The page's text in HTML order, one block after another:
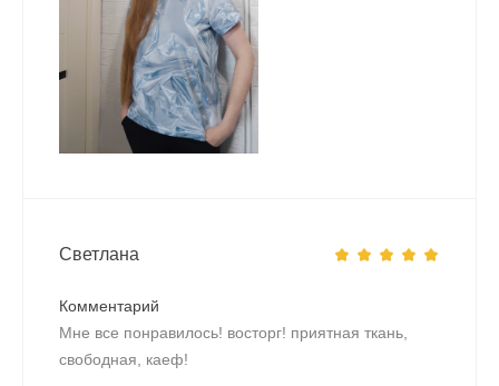
Светлана
Комментарий
Мне все понравилось! восторг! приятная ткань,
свободная, каеф!